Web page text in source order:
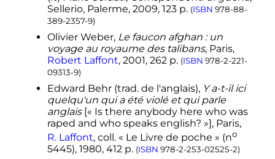
↑(en) « Gellhorn's work for Collier's
weekly
pour le journal Collier's Weekly »],
surgellhornmartha.blogspot.fr ,12
mai 2012
(consulté le11 avril 2016
↑(es)
caso de Renée Lafont » , surLA
GUERRA CIVIL EN CORDOBA, 23
janvier 2013
(consulté le 24 octobre 2022
↑« VIDEO. "Complément
d'enquête" sur les traces de Renée
Lafont, journaliste française fusillée
Sellerio, Palerme, 2009, 123 p. (ISBN 978-88-
389-2357-9)
Olivier Weber, Le faucon afghan : un
voyage au royaume des talibans, Paris,
Robert Laffont, 2001, 262 p. (ISBN 978-2-221-
09313-9)
Edward Behr(trad.de l'anglais), Y a-t-il ici
quelqu'un qui a été violé et qui parle
anglais[« Is there anybody here who was
raped and who speaks english? »], Paris,
R. Laffont, coll.« Le Livre de poche » (no
5445), 1980, 412 p. (ISBN 978-2-253-02525-2)